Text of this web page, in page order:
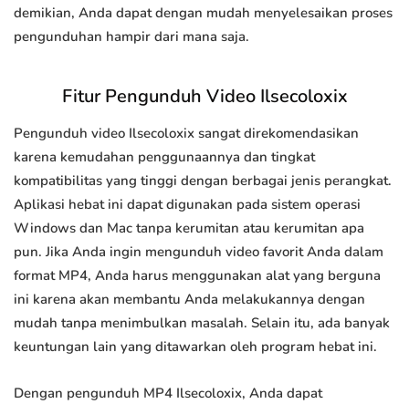
demikian, Anda dapat dengan mudah menyelesaikan proses
pengunduhan hampir dari mana saja.
Fitur Pengunduh Video Ilsecoloxix
Pengunduh video Ilsecoloxix sangat direkomendasikan
karena kemudahan penggunaannya dan tingkat
kompatibilitas yang tinggi dengan berbagai jenis perangkat.
Aplikasi hebat ini dapat digunakan pada sistem operasi
Windows dan Mac tanpa kerumitan atau kerumitan apa
pun. Jika Anda ingin mengunduh video favorit Anda dalam
format MP4, Anda harus menggunakan alat yang berguna
ini karena akan membantu Anda melakukannya dengan
mudah tanpa menimbulkan masalah. Selain itu, ada banyak
keuntungan lain yang ditawarkan oleh program hebat ini.
Dengan pengunduh MP4 Ilsecoloxix, Anda dapat